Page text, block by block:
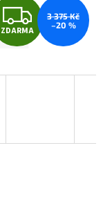
Z
D
A
ZDARMA
3 375 Kč
–20 %